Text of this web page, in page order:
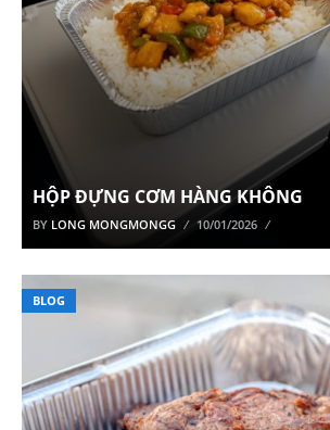
HỘP ĐỰNG CƠM HÀNG KHÔNG
BY LONG MONGMONGG 10/01/2026
BLOG